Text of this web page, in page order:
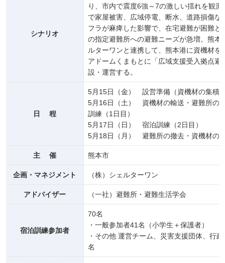
シナリオ
り、市内で震度6強～7の激しい揺れを観測
で家屋被害、広域停電、断水、道路損傷な
フラが麻痺した影響で、在宅避難が困難と
の指定避難所への避難ニーズが急増。熊本
ルターワンと連携して、熊本港に資機材を
アドームくまもとに「広域支援受入拠点避
設・運営する。
日 程
5月15日（金） 設営準備（資機材の集積
5月16日（土） 資機材の輸送・避難所の
訓練（1日目）
5月17日（日） 宿泊訓練（2日目）
5月18日（月） 避難所の撤去・資機材の
主 催 熊本市
企画・マネジメント （株）シェルターワン
アドバイザー （一社）避難所・避難生活学会
宿泊訓練参加者
70名
・一般参加者41名（小学生＋保護者）
・その他 運営チーム、災害支援団体、行
名